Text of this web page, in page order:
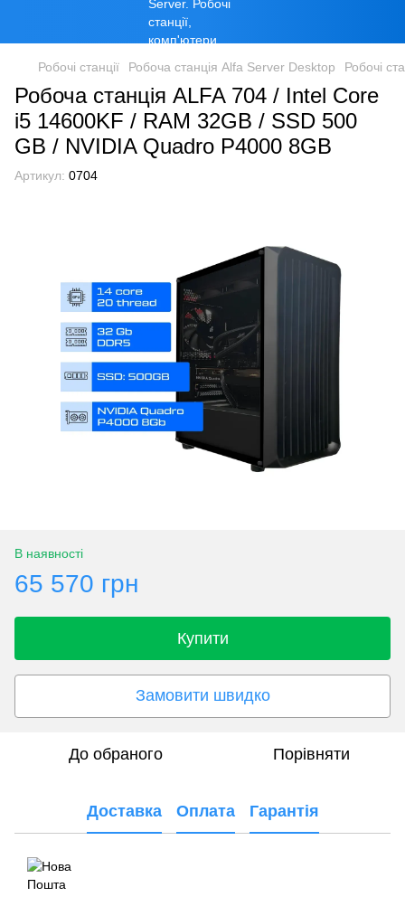
Робочі станції Робоча станція Alfa Server Desktop Робочі
Робоча станція ALFA 704 / Intel Core
i5 14600KF / RAM 32GB / SSD 500
GB / NVIDIA Quadro P4000 8GB
Артикул: 0704
В наявності
65 570 грн
Купити
Замовити швидко
До обраного Порівняти
Доставка Оплата Гарантія